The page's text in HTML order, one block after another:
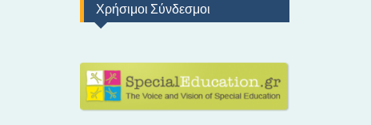
Χρήσιμοι Σύνδεσμοι